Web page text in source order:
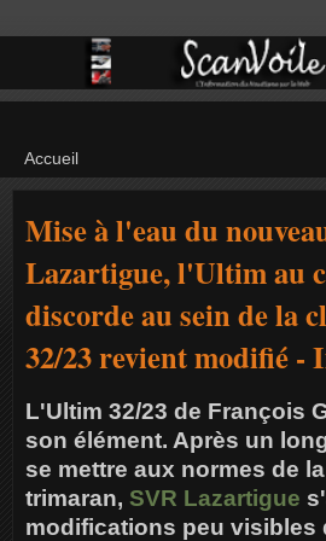
Mise à l'eau du
Lazartigue, l'Ultim au
discorde au sein de la
32/23 revient modifié -
L'Ultim 32/23 de François
son élément. Après un
se mettre aux normes de
trimaran, SVR Lazartigue
modifications peu visibles